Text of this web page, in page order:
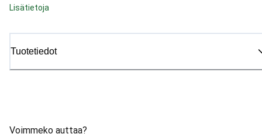
Lisätietoja
Tuotetiedot
Voimmeko auttaa?